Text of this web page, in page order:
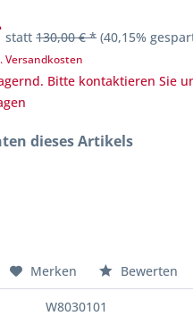
statt130,00 € * (40,15%
Versandkosten
Bitte kontaktieren Sie
dieses Artikels
Merken Bewerten
W8030101